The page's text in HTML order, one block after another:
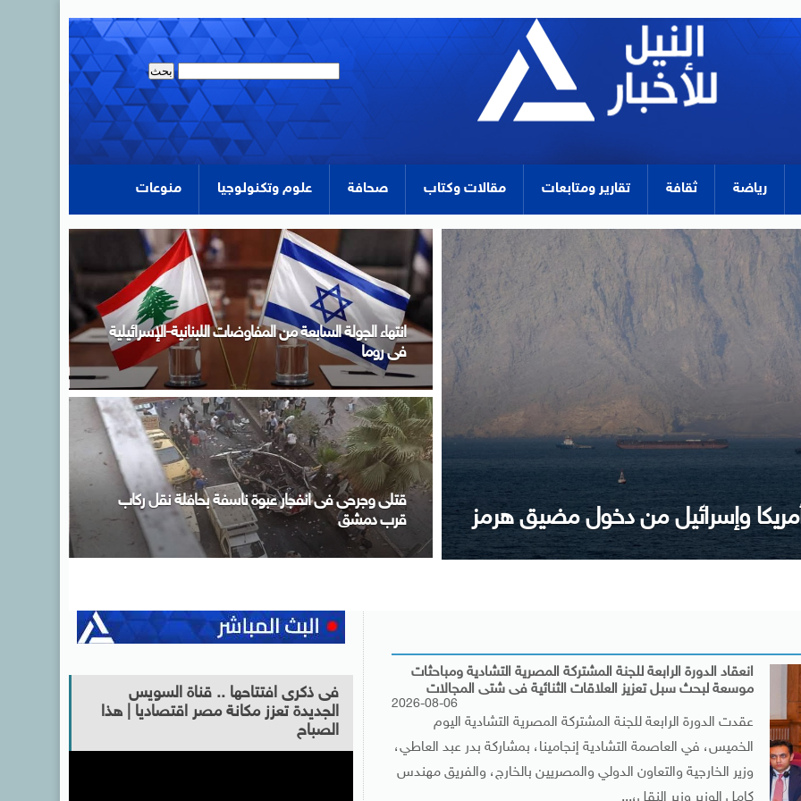
رياضة ثقافة تقارير ومتابعات مقالات وكتاب صحافة علوم وتكنولوجيا منوعات
بن عيسى ويجدد موقف مصر الداعم
مدبولى خلال اجتماع الحكومة: لدينا مخزون سلعى يكفي
لتلبية احتياجات الاستهلاك المحلي لفترات آمنة تصل فى
بعض السلع إلى عام كامل
مصر ودول عربية وإسلامية يدينون الانتهاكات الإسرائيلية
المتواصلة فى قطاع غزة
انعقاد الدورة الرابعة للجنة المشتركة المصرية التشادية ومباحثات
موسعة لبحث سبل تعزيز العلاقات الثنائية فى شتى المجالات
2026-08-06
عقدت الدورة الرابعة للجنة المشتركة المصرية التشادية اليوم
الخميس، في العاصمة التشادية إنجامينا، بمشاركة بدر عبد العاطي،
وزير الخارجية والتعاون الدولي والمصريين بالخارج، والفريق مهندس
كامل الوزير وزير النقل،...
فى ذكرى افتتاحها .. قناة السويس
الجديدة تعزز مكانة مصر اقتصاديا | هذا
الصباح